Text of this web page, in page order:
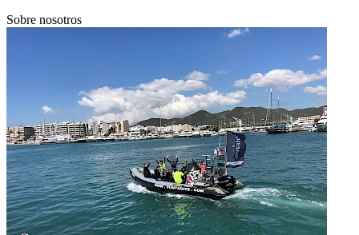
Sobre nosotros